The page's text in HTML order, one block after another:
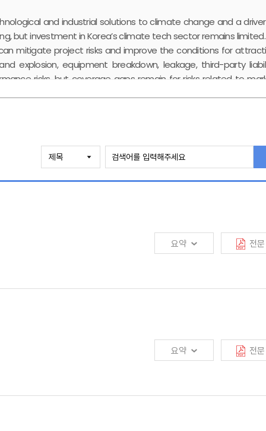
and industrial solutions to climate change and a
but investment in Korea’s climate tech sector remains limited.
mitigate project risks and improve the conditions for
explosion, equipment breakdown, leakage, third-party
risks, but coverage gaps remain for risks related to
for the use of public funds.
요약 전문
금융업권의 퇴직연금 시장지배력에 영향을 주게 될 것으로 예상됨. 시범기간
익률은 은행, 증권에 비해 보험업권이 7.26%로 가장 높았다는 점이 특징적임.
품으로 제공할 수 있으므로 사전지정운용상품의 수익률 경쟁은 상품 선정과
요약 전문
되면서 2024년 새로운 균형(New Normal Season 2)에 수렴해 갈 것으로